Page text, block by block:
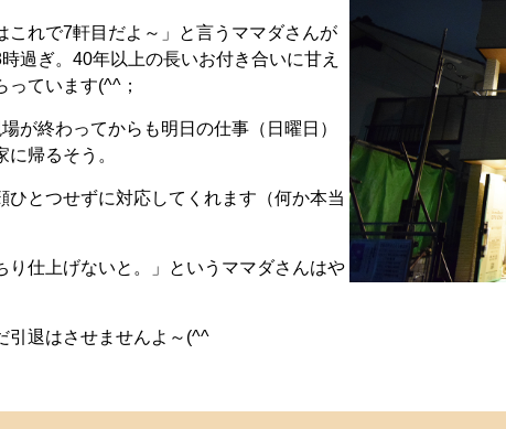
これで7軒目だよ～」と言うママダさんが
過ぎ。40年以上の長いお付き合いに甘え
ています(^^；
が終わってからも明日の仕事（日曜日）
帰るそう。
ひとつせずに対応してくれます（何か本当
り仕上げないと。」というママダさんはや
引退はさせませんよ～(^^